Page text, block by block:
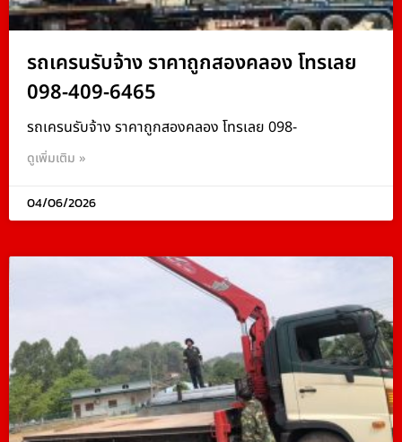
รถเครนรับจ้าง ราคาถูกสองคลอง โทรเลย
098-409-6465
รถเครนรับจ้าง ราคาถูกสองคลอง โทรเลย 098-
ดูเพิ่มเติม »
04/06/2026